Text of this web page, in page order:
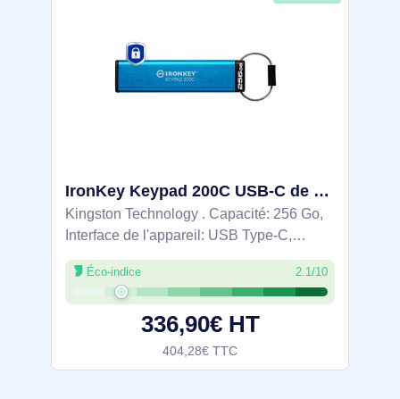
IronKey Keypad 200C USB-C de 256 Go, FIPS 140-3 niveau 3 AES-256 - IKKP200C/256GB
Kingston Technology . Capacité: 256 Go,
Interface de l'appareil: USB Type-C,
Version USB: 3.2 Gen 1 (3.1 Gen 1),
Vitesse de lecture: 280 Mo/s, Vitesse
d'écriture: 200 Mo/s. Format: Gaine.
Éco-indice 2.1/10
336,90€ HT
404,28€ TTC